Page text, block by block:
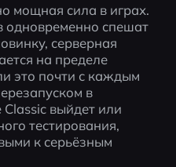
мощная сила в играх.
одновременно спешат
серверная
на пределе
это почти с каждым
в
выйдет или
тестирования,
к серьёзным